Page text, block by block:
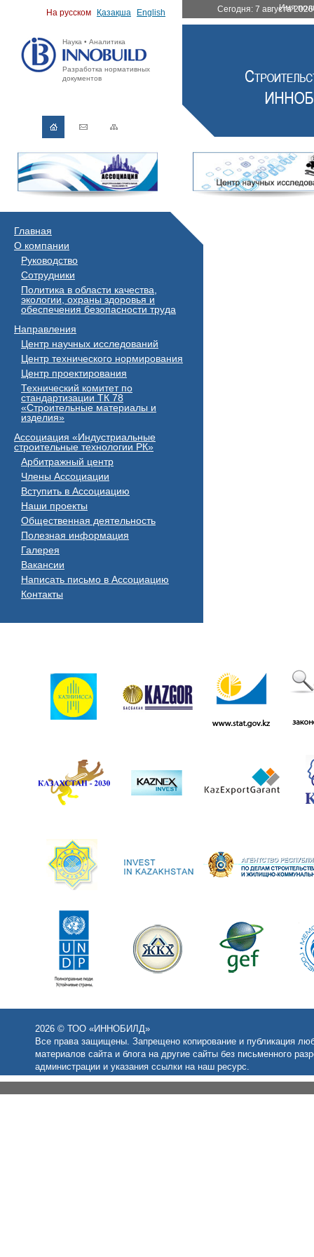
На русском Қазақша English
Наука • Аналитика
Разработка нормативных
документов
Сегодня: 7 августа
Имя
Главная
О компании
Руководство
Сотрудники
Политика в области качества,
экологии, охраны здоровья и
обеспечения безопасности труда
Направления
Центр научных исследований
Центр технического нормирования
Центр проектирования
Технический комитет по
стандартизации ТК 78
«Строительные материалы и
изделия»
Ассоциация «Индустриальные
строительные технологии РК»
Арбитражный центр
Члены Ассоциации
Вступить в Ассоциацию
Наши проекты
Общественная деятельность
Полезная информация
Галерея
Вакансии
Написать письмо в Ассоциацию
Контакты
2026 © ТОО «ИННОБИЛД»
Все права защищены. Запрещено копирование и публикация
материалов сайта и блога на другие сайты без письменного
администрации и указания ссылки на наш ресурс.